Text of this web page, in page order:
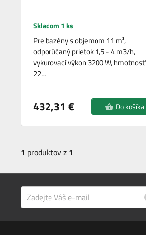
Skladom 1 ks
Pre bazény s objemom 11 m³,
odporúčaný prietok 1,5 - 4 m3/h,
vykurovací výkon 3200 W, hmotnosť
22…
432,31 € Do košíka
1 produktov z 1